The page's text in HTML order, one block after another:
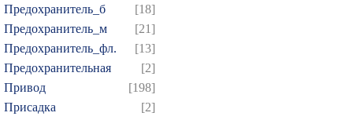
Предохранитель_б
[18]
Предохранитель_м
[21]
Предохранитель_фл.
[13]
Предохранительная
[2]
Привод
[198]
Присадка
[2]